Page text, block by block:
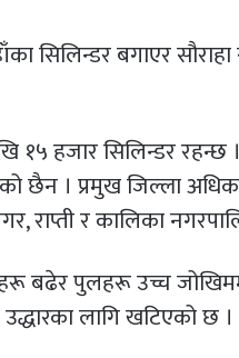
सिलिन्डर बगाएर
१५ हजार सिलिन्डर
। प्रमुख जिल्ला
राप्ती र कालिका
बढेर पुलहरू उच्च
उद्धारका लागि खटिएको छ ।